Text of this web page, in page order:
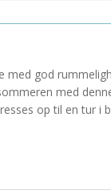
med god
med
op til en tur i